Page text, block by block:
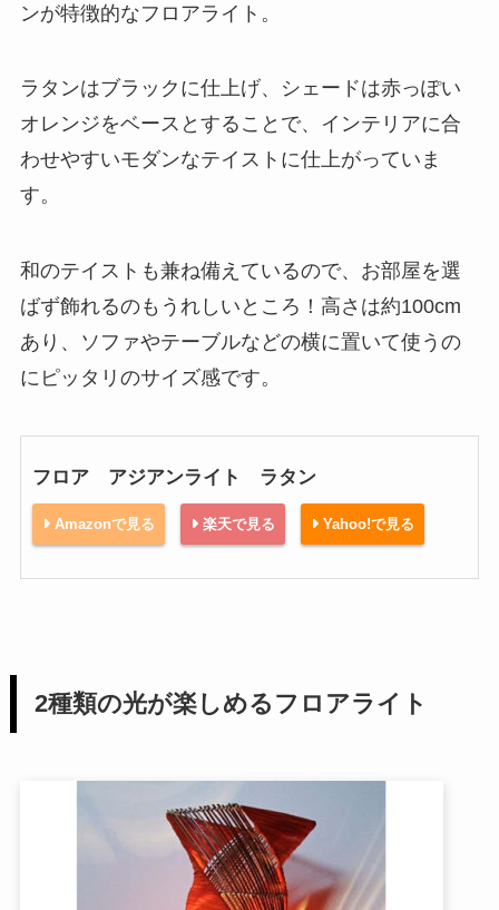
ンが特徴的なフロアライト。
ラタンはブラックに仕上げ、シェードは赤っぽい
オレンジをベースとすることで、インテリアに合
わせやすいモダンなテイストに仕上がっていま
す。
和のテイストも兼ね備えているので、お部屋を選
ばず飾れるのもうれしいところ！高さは約100cm
あり、ソファやテーブルなどの横に置いて使うの
にピッタリのサイズ感です。
フロア アジアンライト ラタン
Amazonで見る 楽天で見る Yahoo!で見る
2種類の光が楽しめるフロアライト